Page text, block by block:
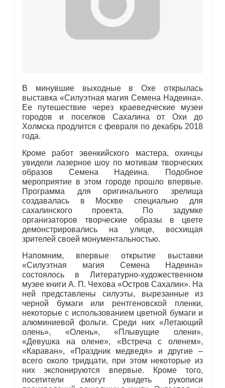
В минувшие выходные в Охе открылась
выставка «Силуэтная магия Семена Надеина».
Ее путешествие через краеведческие музеи
городов и поселков Сахалина от Охи до
Холмска продлится с февраля по декабрь 2018
года.
Кроме работ эвенкийского мастера, охинцы
увидели лазерное шоу по мотивам творческих
образов Семена Надеина. Подобное
мероприятие в этом городе прошло впервые.
Программа для оригинального зрелища
создавалась в Москве специально для
сахалинского проекта. По задумке
организаторов творческие образы в цвете
демонстрировались на улице, восхищая
зрителей своей монументальностью.
Напомним, впервые открытие выставки
«Силуэтная магия Семена Надеина»
состоялось в Литературно-художественном
музее книги А. П. Чехова «Остров Сахалин». На
ней представлены силуэты, вырезанные из
черной бумаги или рентгеновской пленки,
некоторые с использованием цветной бумаги и
алюминиевой фольги. Среди них «Летающий
олень», «Олень», «Плывущие олени»,
«Девушка на олене», «Встреча с оленем»,
«Караван», «Праздник медведя» и другие –
всего около тридцати, при этом некоторые из
них экспонируются впервые. Кроме того,
посетители смогут увидеть рукописи